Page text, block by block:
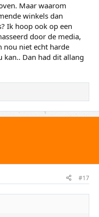
Maar waarom
winkels dan
Ik hoop ook op een
door de media,
nou niet echt harde
Dan had dit allang
#17